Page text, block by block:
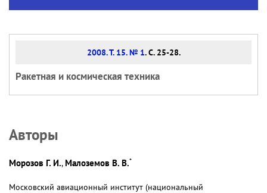
2008. Т. 15. № 1. С. 25-28.
Ракетная и космическая техника
Авторы
Морозов Г. И.,Малоземов В. В.*
Московский авиационный институт (национальный